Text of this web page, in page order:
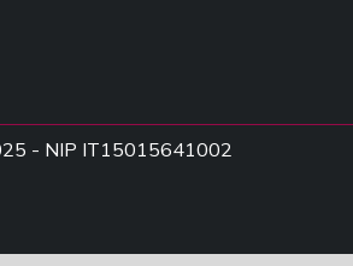
- NIP IT15015641002